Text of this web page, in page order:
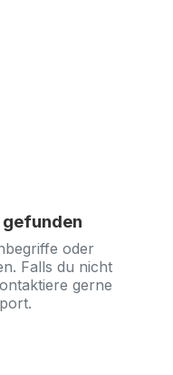
gefunden
oder
Falls du nicht
gerne